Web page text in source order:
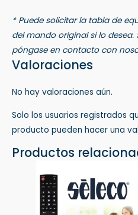
* Puede solicitar la tabla de
del mando original si lo desea.
póngase en contacto con
Valoraciones
No hay valoraciones aún.
Solo los usuarios registrados
producto pueden hacer una
Productos